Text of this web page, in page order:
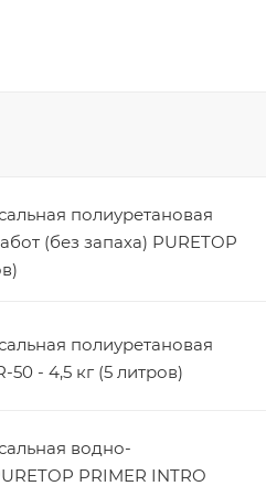
полиуретановая
(без запаха) PURETOP
полиуретановая
50 - 4,5 кг (5 литров)
водно-
PRIMER INTRO